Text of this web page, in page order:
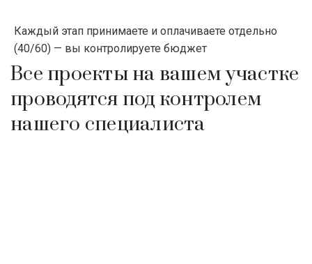
Каждый этап принимаете и оплачиваете отдельно
(40/60) — вы контролируете бюджет
Все проекты на вашем участке
проводятся под контролем
нашего специалиста